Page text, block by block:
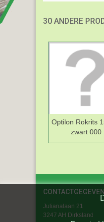
30 ANDERE
Optilon Rokrits
zwart 000
Julianalaan 21
3247 AH Dirksland